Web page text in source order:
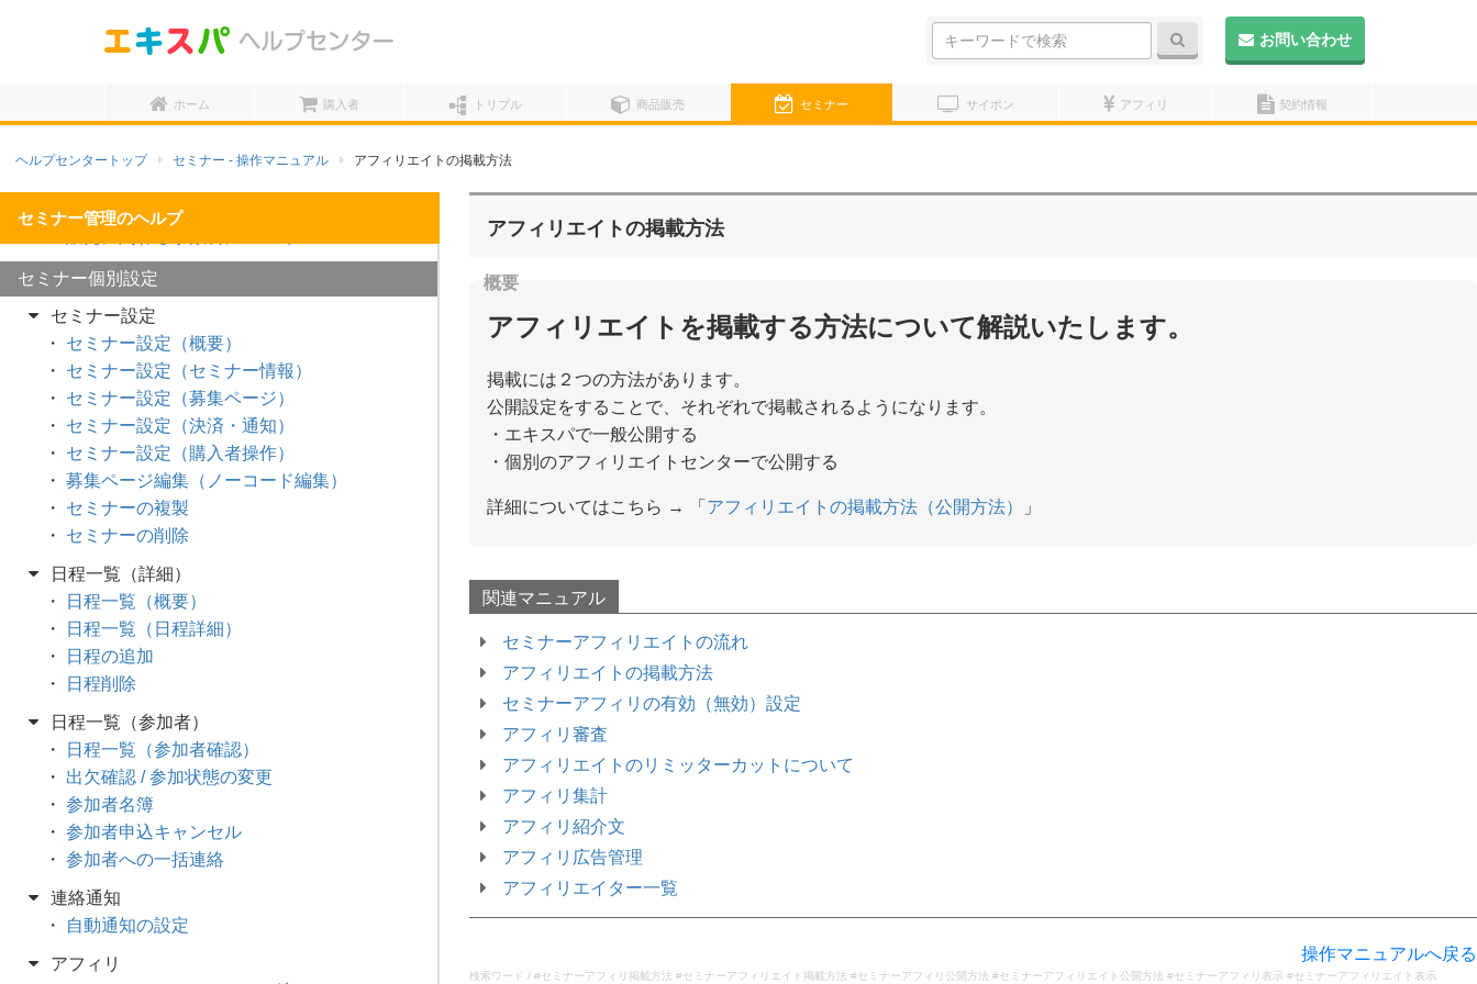
お問い合わせ
検
ホーム 購入者 トリプル 商品販売 セミナー サイポン アフィリ 契約情報
ヘルプセンタートップ セミナー - 操作マニュアル アフィリエイトの掲載方法
アフィリエイトの掲載方法
アフィリエイトを掲載する方法について解説いたします。
掲載には２つの方法があります。
公開設定をすることで、それぞれで掲載されるようになります。
・エキスパで一般公開する
・個別のアフィリエイトセンターで公開する
詳細についてはこちら → 「 アフィリエイトの掲載方法（公開方法） 」
セミナーアフィリエイトの流れ
アフィリエイトの掲載方法
セミナーアフィリの有効（無効）設定
アフィリ審査
アフィリエイトのリミッターカットについて
アフィリ集計
アフィリ紹介文
アフィリ広告管理
アフィリエイター一覧
操作マニュアルへ戻る
検索ワード / #セミナーアフィリ掲載方法 #セミナーアフィリエイト掲載方法 #セミナーアフィリ公開方法 #セミナーアフィリエイト公開方法 #セミナーアフィリ表示 #セミナーアフィリエイト表示
講師管理
販売者情報・セミナー特商法の確認 / 変更
セミナー個別設定
セミナー設定
セミナー設定（概要）
セミナー設定（セミナー情報）
セミナー設定（募集ページ）
セミナー設定（決済・通知）
セミナー設定（購入者操作）
募集ページ編集（ノーコード編集）
セミナーの複製
セミナーの削除
日程一覧（詳細）
日程一覧（概要）
日程一覧（日程詳細）
日程の追加
日程削除
日程一覧（参加者）
日程一覧（参加者確認）
出欠確認 / 参加状態の変更
参加者名簿
参加者申込キャンセル
参加者への一括連絡
連絡通知
自動通知の設定
アフィリ